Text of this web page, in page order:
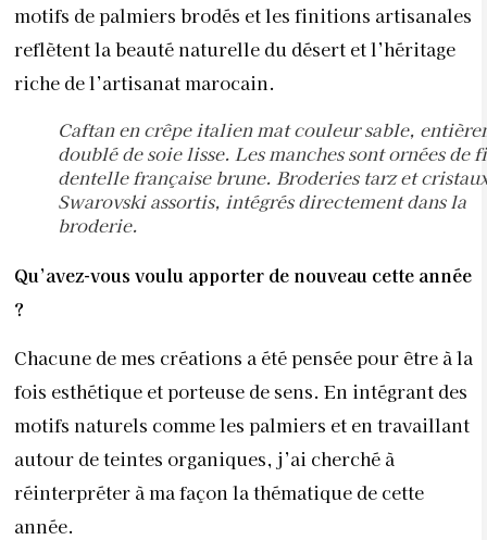
motifs de palmiers brodés et les finitions artisanales
reflètent la beauté naturelle du désert et l’héritage
riche de l’artisanat marocain.
Caftan en crêpe italien mat couleur sable,
doublé de soie lisse. Les manches sont ornées de
dentelle française brune. Broderies tarz et
Swarovski assortis, intégrés directement dans la
broderie.
Qu’avez-vous voulu apporter de nouveau cette année
?
Chacune de mes créations a été pensée pour être à la
fois esthétique et porteuse de sens. En intégrant des
motifs naturels comme les palmiers et en travaillant
autour de teintes organiques, j’ai cherché à
réinterpréter à ma façon la thématique de cette
année.